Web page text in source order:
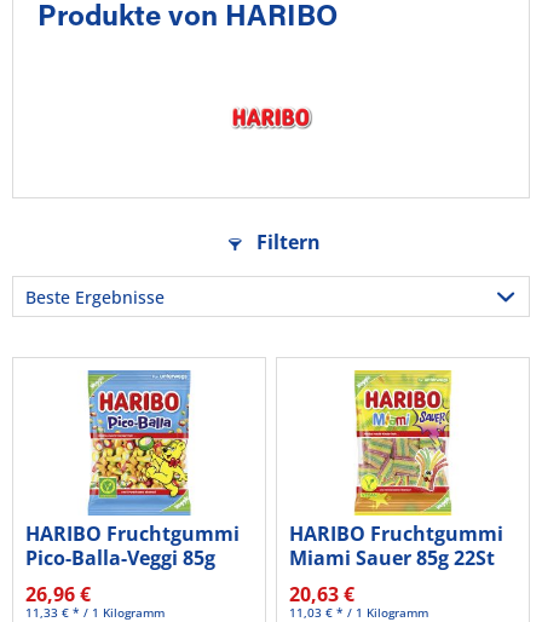
Produkte von HARIBO
Filtern
HARIBO Fruchtgummi
Pico-Balla-Veggi 85g
28St
26,96 €
11,33 € * / 1 Kilogramm
HARIBO Fruchtgummi
Miami Sauer 85g 22St
20,63 €
11,03 € * / 1 Kilogramm